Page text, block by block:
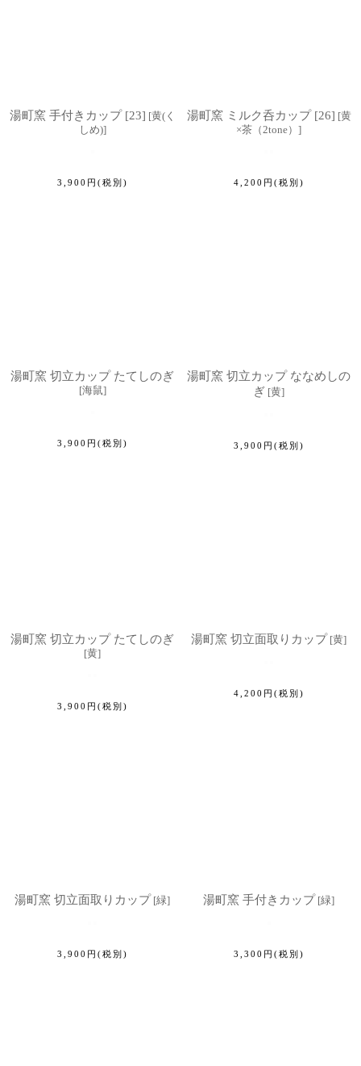
湯町窯 手付きカップ [23] [黄(く
しめ)]
3,900 円 (税別)
湯町窯 ミルク呑カップ [26] [黄
×茶（2tone） ]
4,200 円 (税別)
湯町窯 切立カップ たてしのぎ
[海鼠]
3,900 円 (税別)
湯町窯 切立カップ ななめしの
ぎ [黄]
3,900 円 (税別)
湯町窯 切立カップ たてしのぎ
[黄]
3,900 円 (税別)
湯町窯 切立面取りカップ [黄]
4,200 円 (税別)
湯町窯 切立面取りカップ [緑]
3,900 円 (税別)
湯町窯 手付きカップ [緑]
3,300 円 (税別)